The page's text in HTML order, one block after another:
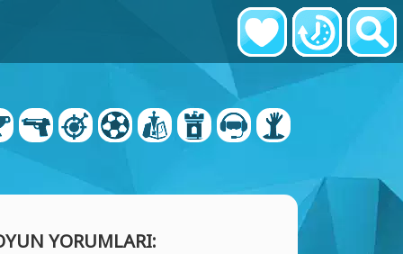
YORUMLARI: